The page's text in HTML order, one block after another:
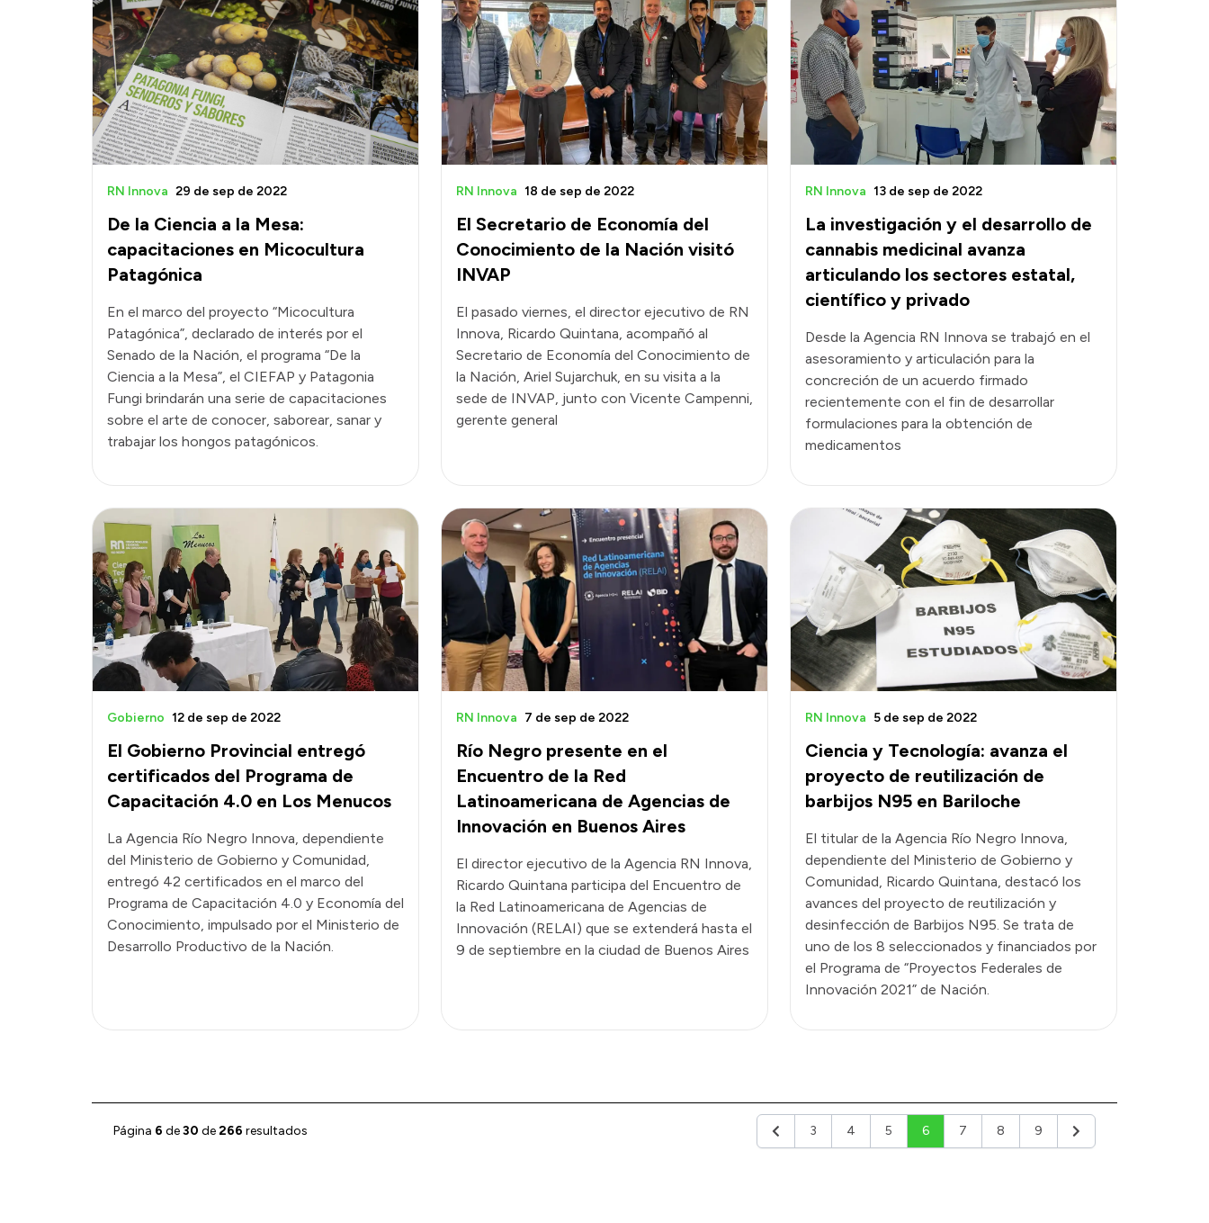
De la Ciencia a la Mesa:
capacitaciones en Micocultura
Patagónica
RN Innova 29 de sep de 2022
En el marco del proyecto “Micocultura
Patagónica”, declarado de interés por el
Senado de la Nación, el programa “De la
Ciencia a la Mesa”, el CIEFAP y Patagonia
Fungi brindarán una serie de capacitaciones
sobre el arte de conocer, saborear, sanar y
trabajar los hongos patagónicos.
El Secretario de Economía del
Conocimiento de la Nación visitó
INVAP
RN Innova 18 de sep de 2022
El pasado viernes, el director ejecutivo de RN
Innova, Ricardo Quintana, acompañó al
Secretario de Economía del Conocimiento de
la Nación, Ariel Sujarchuk, en su visita a la
sede de INVAP, junto con Vicente Campenni,
gerente general
La investigación y el desarrollo de
cannabis medicinal avanza
articulando los sectores estatal,
científico y privado
RN Innova 13 de sep de 2022
Desde la Agencia RN Innova se trabajó en el
asesoramiento y articulación para la
concreción de un acuerdo firmado
recientemente con el fin de desarrollar
formulaciones para la obtención de
medicamentos
El Gobierno Provincial entregó
certificados del Programa de
Capacitación 4.0 en Los Menucos
Gobierno 12 de sep de 2022
La Agencia Río Negro Innova, dependiente
del Ministerio de Gobierno y Comunidad,
entregó 42 certificados en el marco del
Programa de Capacitación 4.0 y Economía del
Conocimiento, impulsado por el Ministerio de
Desarrollo Productivo de la Nación.
Río Negro presente en el
Encuentro de la Red
Latinoamericana de Agencias de
Innovación en Buenos Aires
RN Innova 7 de sep de 2022
El director ejecutivo de la Agencia RN Innova,
Ricardo Quintana participa del Encuentro de
la Red Latinoamericana de Agencias de
Innovación (RELAI) que se extenderá hasta el
9 de septiembre en la ciudad de Buenos Aires
Ciencia y Tecnología: avanza el
proyecto de reutilización de
barbijos N95 en Bariloche
RN Innova 5 de sep de 2022
El titular de la Agencia Río Negro Innova,
dependiente del Ministerio de Gobierno y
Comunidad, Ricardo Quintana, destacó los
avances del proyecto de reutilización y
desinfección de Barbijos N95. Se trata de
uno de los 8 seleccionados y financiados por
el Programa de “Proyectos Federales de
Innovación 2021” de Nación.
Página 6 de30 de266 resultados Anterior
3 4 5 6 7 8 9 Siguiente